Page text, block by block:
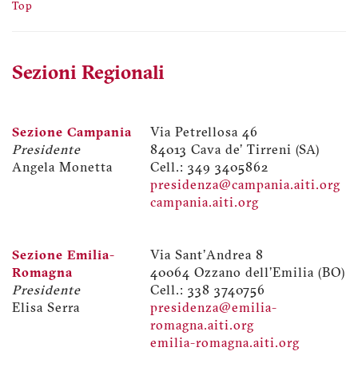
Top
Sezioni Regionali
Sezione Campania
Presidente
Angela Monetta
Via Petrellosa 46
84013 Cava de' Tirreni (SA)
Cell.: 349 3405862
presidenza@campania.aiti.org
campania.aiti.org
Sezione Emilia-
Romagna
Presidente
Elisa Serra
Via Sant'Andrea 8
40064 Ozzano dell'Emilia (BO)
Cell.: 338 3740756
presidenza@emilia-
romagna.aiti.org
emilia-romagna.aiti.org